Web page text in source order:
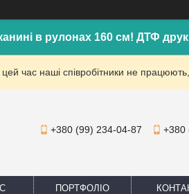
в рулонах 160 см! ДТФ
час наші співробітники не
+380 (99) 234-04-87 +380
ПОРТФОЛІО